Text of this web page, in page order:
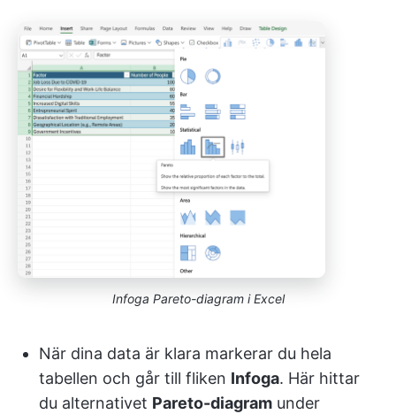
Infoga Pareto-diagram i Excel
När dina data är klara markerar du hela
tabellen och går till fliken Infoga. Här hittar
du alternativet Pareto-diagram under